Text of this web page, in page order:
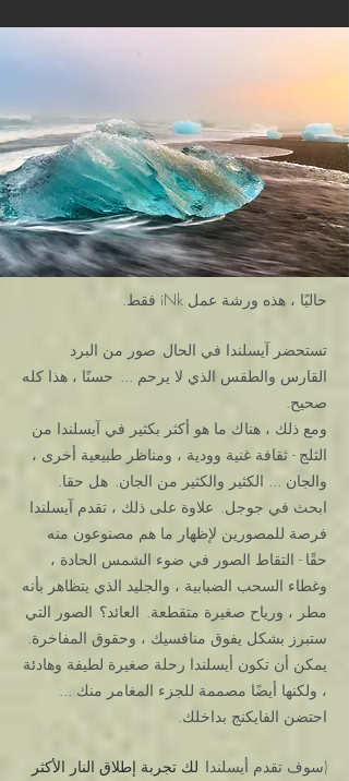
حاليًا ، هذه ورشة عمل iNk فقط.
تستحضر آيسلندا في الحال صور من البرد
القارس والطقس الذي لا يرحم ... حسنًا ، هذا كله
صحيح.
ومع ذلك ، هناك ما هو أكثر بكثير في آيسلندا من
الثلج - ثقافة غنية وودية ، ومناظر طبيعية أخرى ،
والجان ... الكثير والكثير من الجان. هل حقا.
ابحث في جوجل. علاوة على ذلك ، تقدم آيسلندا
فرصة للمصورين لإظهار ما هم مصنوعون منه
حقًا - التقاط الصور في ضوء الشمس الحادة ،
وغطاء السحب الضبابية ، والجليد الذي يتظاهر بأنه
مطر ، ورياح صغيرة متقطعة. العائد؟ الصور التي
ستبرز بشكل يفوق منافسيك ، وحقوق المفاخرة.
يمكن أن تكون أيسلندا رحلة صغيرة لطيفة وهادئة
، ولكنها أيضًا مصممة للجزء المغامر منك ...
احتضن الفايكنج بداخلك.
(سوف تقدم أيسلندا لك تجربة إطلاق النار الأكثر